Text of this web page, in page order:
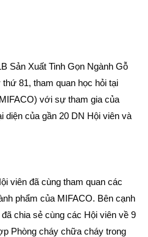
Sản Xuất Tinh Gọn Ngành Gỗ
81, tham quan học hỏi tại
với sự tham gia của
diện của gần 20 DN Hội viên và
viên đã cùng tham quan các
phẩm của MIFACO. Bên cạnh
chia sẻ cùng các Hội viên về 9
Phòng cháy chữa cháy trong